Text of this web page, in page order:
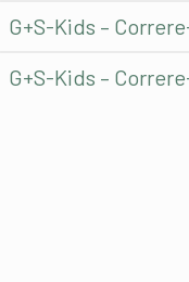
G+S-Kids –
G+S-Kids –